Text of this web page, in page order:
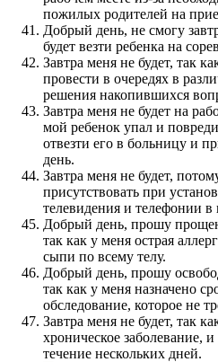
пожилых родителей на
Добрый день, не смогу
будет везти ребенка на
Завтра меня не будет, так
провести в очередях в
решения накопившихся
Завтра меня не будет на
мой ребенок упал и
отвезти его в больницу и
день.
Завтра меня не будет,
присутствовать при
телевидения и телефонии в
Добрый день, прошу
так как у меня острая
сыпи по всему телу.
Добрый день, прошу
так как у меня назначено
обследование, которое не
Завтра меня не будет, так
хроническое заболевание, и
течение нескольких дней.